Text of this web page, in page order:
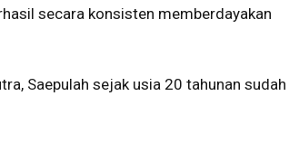
secara konsisten memberdayakan
Saepulah sejak usia 20 tahunan sudah